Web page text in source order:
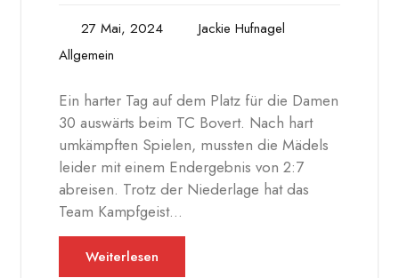
27 Mai, 2024
Jackie Hufnagel
Allgemein
Ein harter Tag auf dem Platz für die Damen
30 auswärts beim TC Bovert. Nach hart
umkämpften Spielen, mussten die Mädels
leider mit einem Endergebnis von 2:7
abreisen. Trotz der Niederlage hat das
Team Kampfgeist…
Weiterlesen